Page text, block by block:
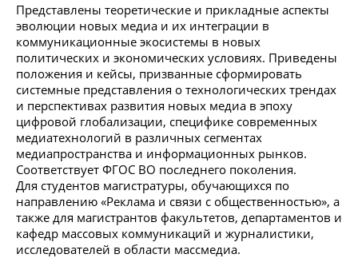
Представлены теоретические и прикладные аспекты
эволюции новых медиа и их интеграции в
коммуникационные экосистемы в новых
политических и экономических условиях. Приведены
положения и кейсы, призванные сформировать
системные представления о технологических трендах
и перспективах развития новых медиа в эпоху
цифровой глобализации, специфике современных
медиатехнологий в различных сегментах
медиапространства и информационных рынков.
Соответствует ФГОС ВО последнего поколения.
Для студентов магистратуры, обучающихся по
направлению «Реклама и связи с общественностью», а
также для магистрантов факультетов, департаментов и
кафедр массовых коммуникаций и журналистики,
исследователей в области массмедиа.